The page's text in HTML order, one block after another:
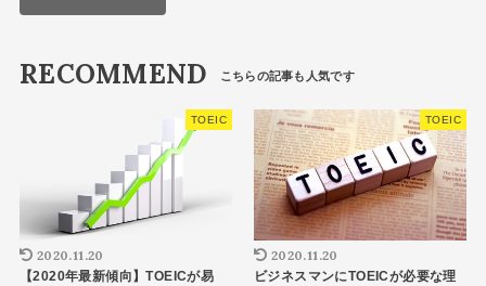
RECOMMEND
TOEIC
2020.11.20
【2020年最新傾向】TOEICが易
TOEIC
2020.11.20
ビジネスマンにTOEICが必要な理